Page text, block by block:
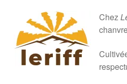
Chez